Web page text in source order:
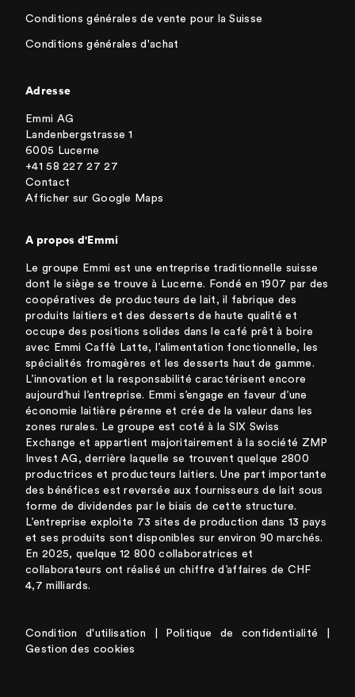
Conditions générales de vente pour la Suisse
Conditions générales d'achat
Adresse
Emmi AG
Landenbergstrasse 1
6005 Lucerne
+41 58 227 27 27
Contact
Afficher sur Google Maps
A propos d'Emmi
Le groupe Emmi est une entreprise traditionnelle suisse
dont le siège se trouve à Lucerne. Fondé en 1907 par des
coopératives de producteurs de lait, il fabrique des
produits laitiers et des desserts de haute qualité et
occupe des positions solides dans le café prêt à boire
avec Emmi Caffè Latte, l’alimentation fonctionnelle, les
spécialités fromagères et les desserts haut de gamme.
L’innovation et la responsabilité caractérisent encore
aujourd’hui l’entreprise. Emmi s’engage en faveur d’une
économie laitière pérenne et crée de la valeur dans les
zones rurales. Le groupe est coté à la SIX Swiss
Exchange et appartient majoritairement à la société ZMP
Invest AG, derrière laquelle se trouvent quelque 2800
productrices et producteurs laitiers. Une part importante
des bénéfices est reversée aux fournisseurs de lait sous
forme de dividendes par le biais de cette structure.
L’entreprise exploite 73 sites de production dans 13 pays
et ses produits sont disponibles sur environ 90 marchés.
En 2025, quelque 12 800 collaboratrices et
collaborateurs ont réalisé un chiffre d’affaires de CHF
4,7 milliards.
Condition d'utilisation Politique de confidentialité
Gestion des cookies